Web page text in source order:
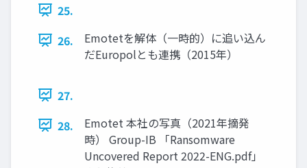
25.
26.
Emotetを解体（一時的）に追い込ん
だEuropolとも連携（2015年）
27.
28.
Emotet 本社の写真（2021年摘発
時） Group-IB 「Ransomware
Uncovered Report 2022-ENG.pdf」